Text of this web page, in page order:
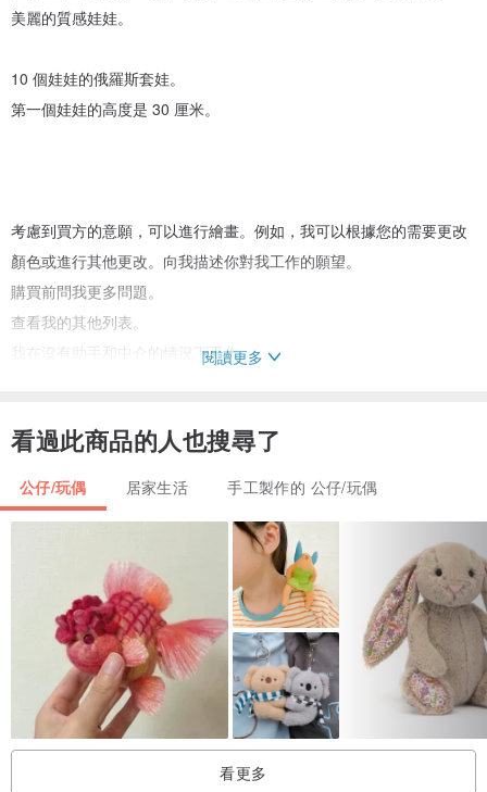
美麗的質感娃娃。
10 個娃娃的俄羅斯套娃。
第一個娃娃的高度是 30 厘米。
考慮到買方的意願，可以進行繪畫。例如，我可以根據您的需要更改
顏色或進行其他更改。向我描述你對我工作的願望。
購買前問我更多問題。
查看我的其他列表。
我在沒有助手和中介的情況下工作。
閱讀更多
看過此商品的人也搜尋了
公仔/玩偶 居家生活 手工製作的 公仔/玩偶
看更多